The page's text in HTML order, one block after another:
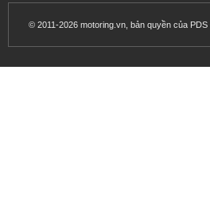
© 2011-2026 motoring.vn, bản quyền của